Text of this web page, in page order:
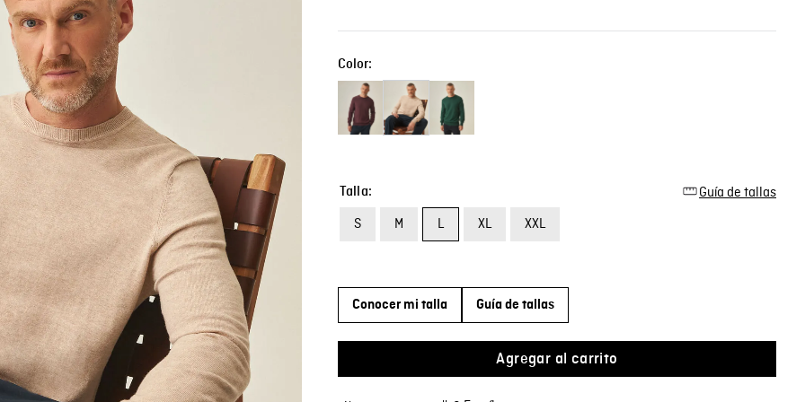
Color:
Guía de tallas
Talla
S M L XL XXL
Conocer mi talla Guía de tallas
Agregar al carrito